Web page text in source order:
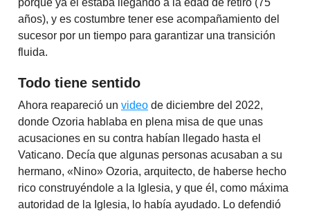
años), y es costumbre tener ese acompañamiento del
sucesor por un tiempo para garantizar una transición
fluida.
Todo tiene sentido
Ahora reapareció un video de diciembre del 2022,
donde Ozoria hablaba en plena misa de que unas
acusaciones en su contra habían llegado hasta el
Vaticano. Decía que algunas personas acusaban a su
hermano, «Nino» Ozoria, arquitecto, de haberse hecho
rico construyéndole a la Iglesia, y que él, como máxima
autoridad de la Iglesia, lo había ayudado. Lo defendió